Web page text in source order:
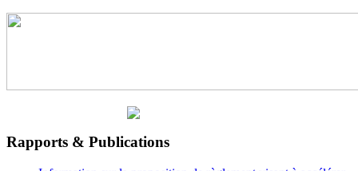
Rapports & Publications